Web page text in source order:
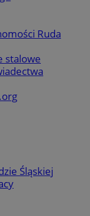
Ruda
stalowe
Śląskiej